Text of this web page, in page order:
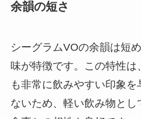
余韻の短さ
シーグラムVOの余韻は短
味が特徴です。この特性は
も非常に飲みやすい印象
ないため、軽い飲み物とし